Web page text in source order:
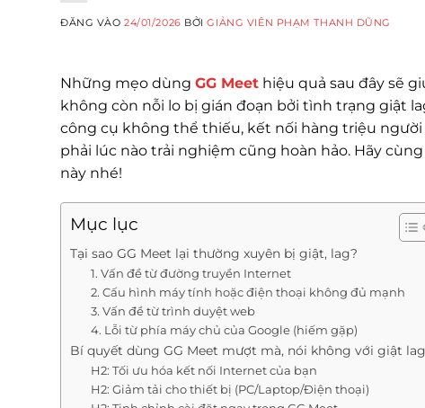
ĐĂNG VÀO24/01/2026 BỞIGIẢNG VIÊN PHẠM THANH DŨNG
Những mẹo dùng GG Meet hiệu quả sau đây sẽ
không còn nỗi lo bị gián đoạn bởi tình trạng giật
công cụ không thể thiếu, kết nối hàng triệu
phải lúc nào trải nghiệm cũng hoàn hảo. Hãy
này nhé!
Mục lục
Tại sao GG Meet lại thường xuyên bị giật, lag?
1. Vấn đề từ đường truyền Internet
2. Cấu hình máy tính hoặc điện thoại không đủ mạnh
3. Vấn đề từ trình duyệt web
4. Lỗi từ phía máy chủ của Google (hiếm gặp)
Bí quyết dùng GG Meet mượt mà, nói không với giật lag
H2: Tối ưu hóa kết nối Internet của bạn
H2: Giảm tải cho thiết bị (PC/Laptop/Điện thoại)